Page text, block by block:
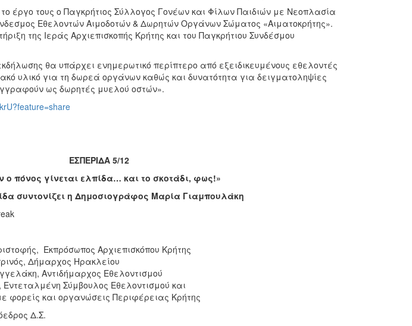
έργο τους ο Παγκρήτιος Σύλλογος Γονέων και Φίλων Παιδιών με Νεοπλασία
Εθελοντών Αιμοδοτών & Δωρητών Οργάνων Σώματος «Αιματοκρήτης».
της Ιεράς Αρχιεπισκοπής Κρήτης και του Παγκρήτιου Συνδέσμου
θα υπάρχει ενημερωτικό περίπτερο από εξειδικευμένους εθελοντές
υλικό για τη δωρεά οργάνων καθώς και δυνατότητα για δειγματοληψίες
ως δωρητές μυελού οστών».
ΕΣΠΕΡΙΔΑ 5/12
ο πόνος γίνεται ελπίδα… και το σκοτάδι, φως!»
συντονίζει η Δημοσιογράφος Μαρία Γιαμπουλάκη
Εκπρόσωπος Αρχιεπισκόπου Κρήτης
Δήμαρχος Ηρακλείου
Αντιδήμαρχος Εθελοντισμού
Σύμβουλος Εθελοντισμού και
φορείς και οργανώσεις Περιφέρειας Κρήτης
Δ.Σ.